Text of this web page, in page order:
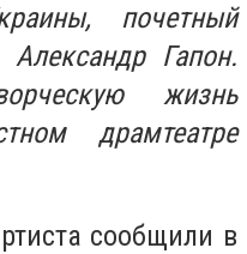
почетный
Гапон.
жизнь
драмтеатре
сообщили в